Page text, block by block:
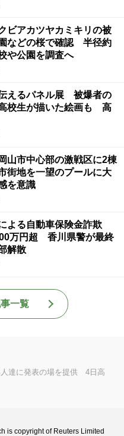
ビアカツヤカミキリの被
などの桜で確認 半径約
や公園を調査へ
えるパネル展 被爆者の
校生が描いた絵画も 高
山市中心部の激戦区に2棟
街地を一望のプールに大
を意識
よる自動車保険金詐欺
万円超 香川県警が最終
解散
一覧
達に発表の場を提供 4日高
is copyright of Reuters Limited